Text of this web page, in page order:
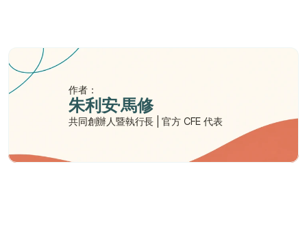
在香港購買兒童保險需要多少錢？
作者：
朱利安·馬修
共同創辦人暨執行長 | 官方 CFE 代表